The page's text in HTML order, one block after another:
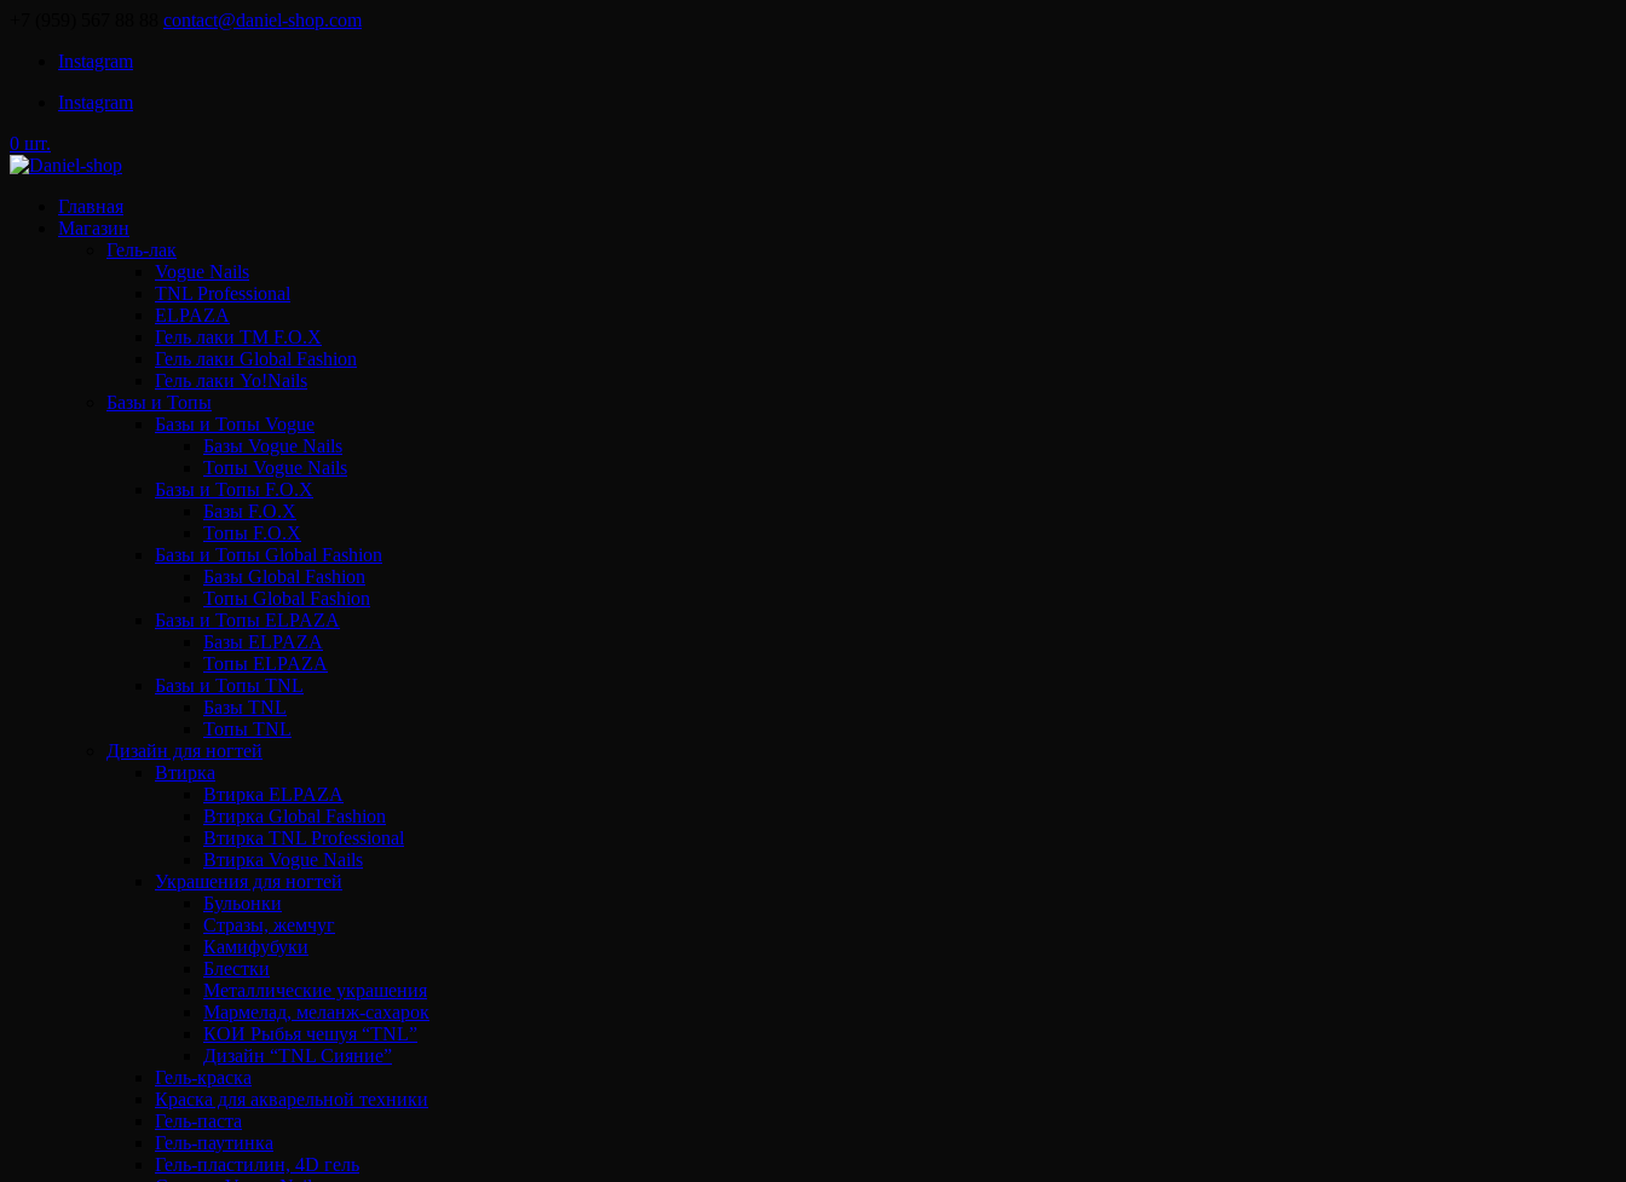
contact@daniel-shop.com
Instagram
Instagram
0 шт.
Главная
Магазин
Гель-лак
Vogue Nails
TNL Professional
ELPAZA
Гель лаки ТМ F.O.X
Гель лаки Global Fashion
Гель лаки Yo!Nails
Базы и Топы
Базы и Топы Vogue
Базы Vogue Nails
Топы Vogue Nails
Базы и Топы F.O.X
Базы F.O.X
Топы F.O.X
Базы и Топы Global Fashion
Базы Global Fashion
Топы Global Fashion
Базы и Топы ELPAZA
Базы ELPAZA
Топы ELPAZA
Базы и Топы TNL
Базы TNL
Топы TNL
Дизайн для ногтей
Втирка
Втирка ELPAZA
Втирка Global Fashion
Втирка TNL Professional
Втирка Vogue Nails
Украшения для ногтей
Бульонки
Стразы, жемчуг
Камифубуки
Блестки
Металлические украшения
Мармелад, меланж-сахарок
КОИ Рыбья чешуя “TNL”
Дизайн “TNL Сияние”
Гель-краска
Краска для акварельной техники
Гель-паста
Гель-паутинка
Гель-пластилин, 4D гель